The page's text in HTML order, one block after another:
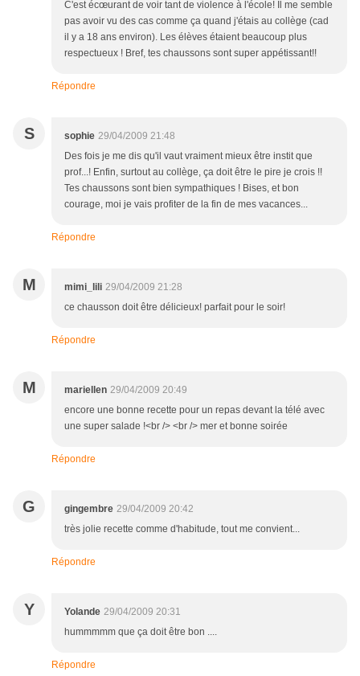
C'est écœurant de voir tant de violence à l'école! Il me semble
pas avoir vu des cas comme ça quand j'étais au collège (cad
il y a 18 ans environ). Les élèves étaient beaucoup plus
respectueux ! Bref, tes chaussons sont super appétissant!!
Répondre
S sophie 29/04/2009 21:48
Des fois je me dis qu'il vaut vraiment mieux être instit que
prof...! Enfin, surtout au collège, ça doit être le pire je crois !!
Tes chaussons sont bien sympathiques ! Bises, et bon
courage, moi je vais profiter de la fin de mes vacances...
Répondre
M mimi_lili 29/04/2009 21:28
ce chausson doit être délicieux! parfait pour le soir!
Répondre
M mariellen 29/04/2009 20:49
encore une bonne recette pour un repas devant la télé avec
une super salade !<br /> <br /> mer et bonne soirée
Répondre
G gingembre 29/04/2009 20:42
très jolie recette comme d'habitude, tout me convient...
Répondre
Y Yolande 29/04/2009 20:31
hummmmm que ça doit être bon ....
Répondre